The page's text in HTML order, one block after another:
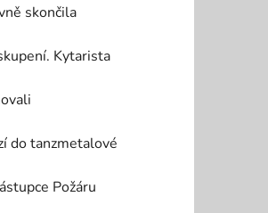
skončila
Kytarista
do tanzmetalové
Požáru